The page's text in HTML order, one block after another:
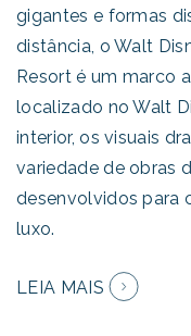
gigantes e formas
distância, o Walt
Resort é um marco
localizado no Walt
interior, os visuais
variedade de obras
desenvolvidos para
luxo.
LEIA MAIS